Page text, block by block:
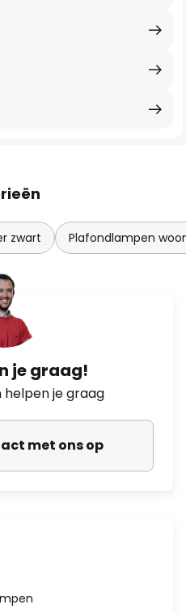
zwart Plafondlampen
je graag!
je graag
met ons op